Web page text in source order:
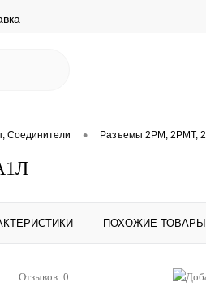
Соединители • Разъемы 2РМ, 2РМТ,
ПОХОЖИЕ ТОВАРЫ
Отзывов: 0